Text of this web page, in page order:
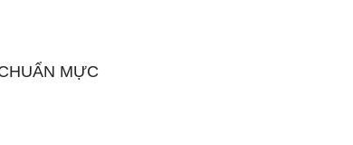
MỰC